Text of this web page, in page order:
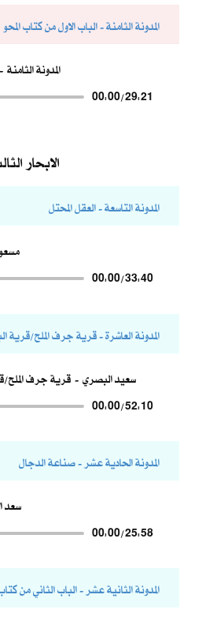
المدونة الثامنة - الباب الاول من كتاب المحو
المدونة الثامنة
00:00/29:21
الابحار
المدونة التاسعة - العقل المحتل
00:00/33:40
المدونة العاشرة - قرية جرف الملح/قرية
قرية جرف سعيد البصري
00:00/52:10
المدونة الحادية عشر - صناعة الدجال
سعد
00:00/25:58
المدونة الثانية عشر - الباب الثاني من